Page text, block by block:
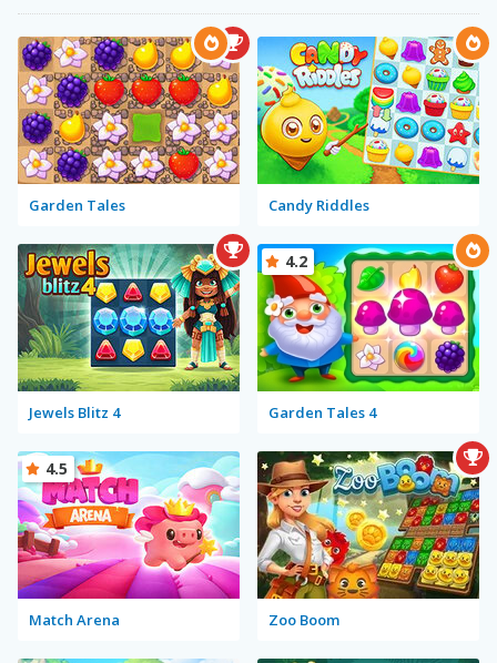
Garden Tales Candy Riddles
Jewels Blitz 4 Garden Tales 4
4.2
Match Arena
4.5
Zoo Boom